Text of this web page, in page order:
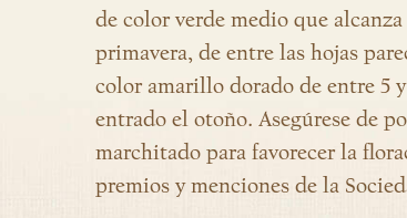
de color verde medio que
primavera, de entre las hojas
color amarillo dorado de entre 5
entrado el otoño. Asegúrese de
marchitado para favorecer la
premios y menciones de la